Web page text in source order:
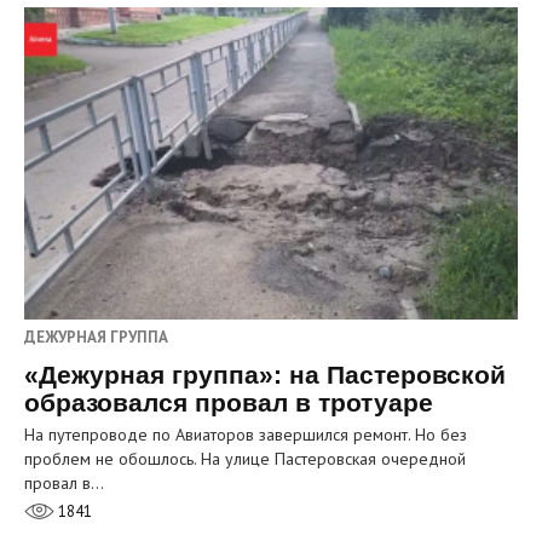
ДЕЖУРНАЯ ГРУППА
«Дежурная группа»: на Пастеровской
образовался провал в тротуаре
На путепроводе по Авиаторов завершился ремонт. Но без
проблем не обошлось. На улице Пастеровская очередной
провал в…
1841